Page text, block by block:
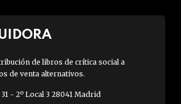
de libros de crítica social a
de venta alternativos.
- 2º Local 3 28041 Madrid